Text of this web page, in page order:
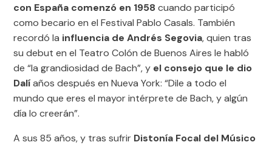
con España comenzó en 1958cuando participó
como becario en el Festival Pablo Casals. También
recordó la influencia de Andrés Segovia, quien tras
su debut en el Teatro Colón de Buenos Aires le habló
de “la grandiosidad de Bach”, y el consejo que le dio
Dalíaños después en Nueva York: “Dile a todo el
mundo que eres el mayor intérprete de Bach, y algún
día lo creerán”.
A sus 85 años, y tras sufrir Distonía Focal del Músico